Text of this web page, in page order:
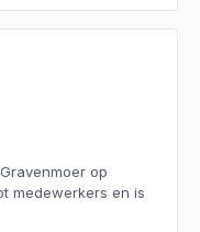
op
medewerkers en is